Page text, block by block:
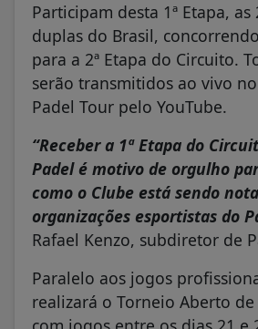
Participam desta 1ª Etapa,
duplas do Brasil,
para a 2ª Etapa do Circuito.
serão transmitidos ao vivo
Padel Tour pelo YouTube.
“Receber a 1ª Etapa do
Padel é motivo de orgulho
como o Clube está sendo
organizações esportistas do
Rafael Kenzo, subdiretor de
Paralelo aos jogos
realizará o Torneio Aberto de